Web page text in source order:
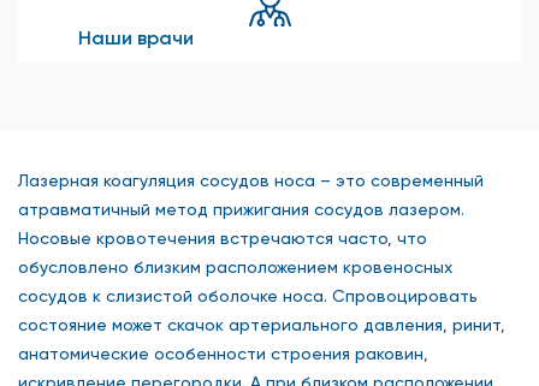
Наши врачи
Лазерная коагуляция сосудов носа – это современный
атравматичный метод прижигания сосудов лазером.
Носовые кровотечения встречаются часто, что
обусловлено близким расположением кровеносных
сосудов к слизистой оболочке носа. Спровоцировать
состояние может скачок артериального давления, ринит,
анатомические особенности строения раковин,
искривление перегородки. А при близком расположении